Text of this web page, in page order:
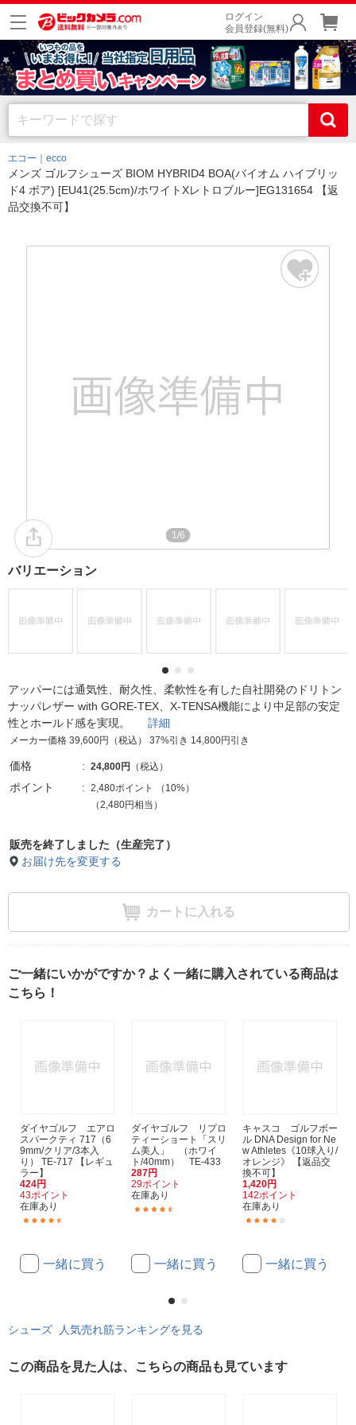
ログイン
会員登録(無料)
エコー｜ecco
メンズ ゴルフシューズ BIOM HYBRID4 BOA(バイオム ハイブリッ
ド4 ボア) [EU41(25.5cm)/ホワイトXレトロブルー]EG131654 【返
品交換不可】
1/6
バリエーション
アッパーには通気性、耐久性、柔軟性を有した自社開発のドリトン
ナッパレザー with GORE-TEX、X-TENSA機能により中足部の安定
性とホールド感を実現。 詳細
メーカー価格 39,600円（税込） 37%引き 14,800円引き
価格 24,800円 （税込）
ポイント 2,480ポイント （ 10%）
（2,480円相当）
販売を終了しました（生産完了）
お届け先を変更する
カートに入れる
ご一緒にいかがですか？よく一緒に購入されている商品は
こちら！
ダイヤゴルフ エアロ
スパークティ 717（6
9mm/クリア/3本入
り） TE-717 【レギュ
ラー】
424円
43ポイント
在庫あり
一緒に買う
ダイヤゴルフ リプロ
ティーショート「スリ
ム美人」 （ホワイ
ト/40mm） TE-433
287円
29ポイント
在庫あり
一緒に買う
キャスコ ゴルフボー
ル DNA Design for Ne
w Athletes《10球入り/
オレンジ》 【返品交
換不可】
1,420円
142ポイント
在庫あり
一緒に買う
シューズ 人気売れ筋ランキングを見る
この商品を見た人は、こちらの商品も見ています